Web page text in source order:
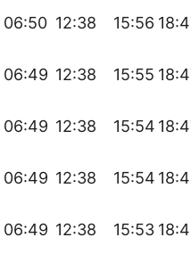
06:50 12:38 15:56
06:49 12:38 15:55
06:49 12:38 15:54
06:49 12:38 15:54
06:49 12:38 15:53